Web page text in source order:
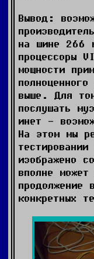
Вывод:
на шине 266
процессоры
мощности
выше. Для
послушать
инет -
На этом мы
изображено
вполне
продолжение
конкретных